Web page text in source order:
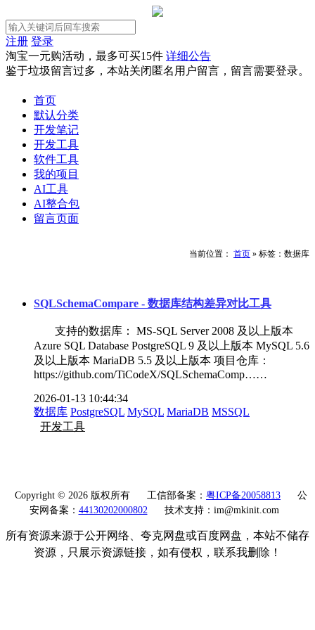
注册 登录
淘宝一元购活动，最多可买15件 详细公告
鉴于垃圾留言过多，本站关闭匿名用户留言，留言需要登录。
首页
默认分类
开发笔记
开发工具
软件工具
我的项目
AI工具
AI整合包
留言页面
当前位置： 首页 » 标签：数据库
SQLSchemaCompare - 数据库结构差异对比工具
支持的数据库： MS-SQL Server 2008 及以上版本
Azure SQL Database PostgreSQL 9 及以上版本 MySQL 5.6
及以上版本 MariaDB 5.5 及以上版本 项目仓库：
https://github.com/TiCodeX/SQLSchemaComp……
2026-01-13 10:44:34
数据库 PostgreSQL MySQL MariaDB MSSQL
开发工具
Copyright © 2026 版权所有 工信部备案： 粤ICP备20058813
公
安网备案： 44130202000802 技术支持：im@mkinit.com
所有资源来源于公开网络、夸克网盘或百度网盘，本站不储存
资源，只展示资源链接，如有侵权，联系我删除！